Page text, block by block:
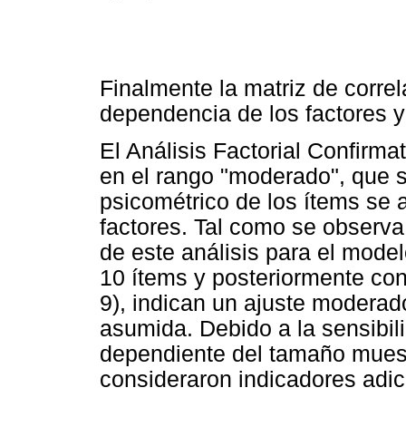
Finalmente la matriz de
dependencia de los factores
El Análisis Factorial
en el rango "moderado", que
psicométrico de los ítems se
factores. Tal como se
de este análisis para el
10 ítems y posteriormente
9), indican un ajuste
asumida. Debido a la
dependiente del tamaño
consideraron indicadores